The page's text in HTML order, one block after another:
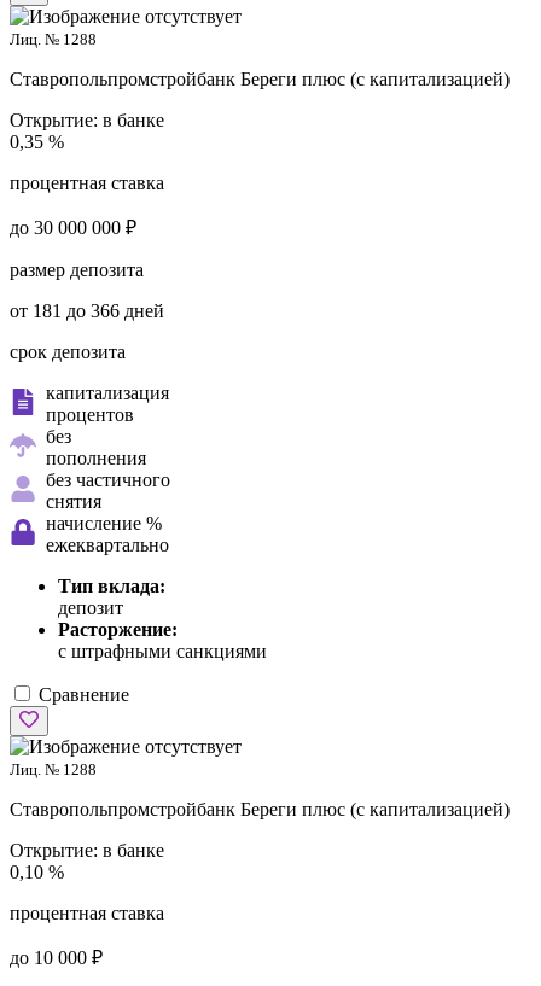
Лиц. № 1288
Ставропольпромстройбанк Береги плюс (с капитализацией)
Открытие: в банке
0,35 %
процентная ставка
до 30 000 000 ₽
размер депозита
от 181 до 366 дней
срок депозита
капитализация
процентов
без
пополнения
без частичного
снятия
начисление %
ежеквартально
Тип вклада:
депозит
Расторжение:
с штрафными санкциями
Сравнение
Лиц. № 1288
Ставропольпромстройбанк Береги плюс (с капитализацией)
Открытие: в банке
0,10 %
процентная ставка
до 10 000 ₽